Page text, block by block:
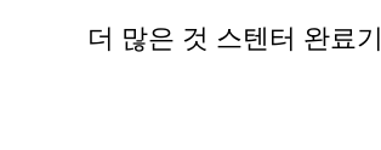
더 많은 것 스텐터 완료기